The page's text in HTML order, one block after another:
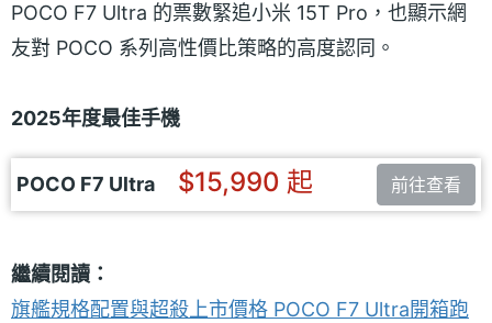
POCO F7 Ultra 的票數緊追小米 15T Pro，也顯示網
友對 POCO 系列高性價比策略的高度認同。
2025年度最佳手機
POCO F7 Ultra $15,990 起 前往查看
繼續閱讀：
旗艦規格配置與超殺上市價格 POCO F7 Ultra開箱跑